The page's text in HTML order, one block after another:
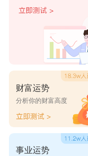
财富运势
分析你的财富高度
事业运势